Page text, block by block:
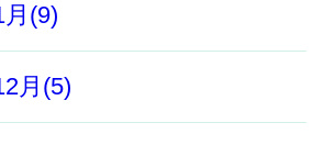
(9)
月(5)